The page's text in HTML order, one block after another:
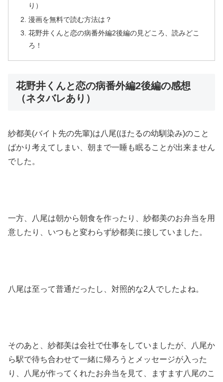
り）
漫画を無料で読む方法は？
花野井くんと恋の病番外編2後編の見どころ、読みどこ
ろ！
花野井くんと恋の病番外編2後編の感想
（ネタバレあり）
紗都美(バイト先の先輩)は八尾(ほたるの幼馴染み)のこと
ばかり考えてしまい、朝まで一睡も眠ることが出来ません
でした。
一方、八尾は朝から朝食を作ったり、紗都美のお弁当を用
意したり、いつもと変わらず紗都美に接していました。
八尾は至って普通だったし、対照的な2人でしたよね。
そのあと、紗都美は会社で仕事をしていましたが、八尾か
ら駅で待ち合わせて一緒に帰ろうとメッセージが入った
り、八尾が作ってくれたお弁当を見て、ますます八尾のこ